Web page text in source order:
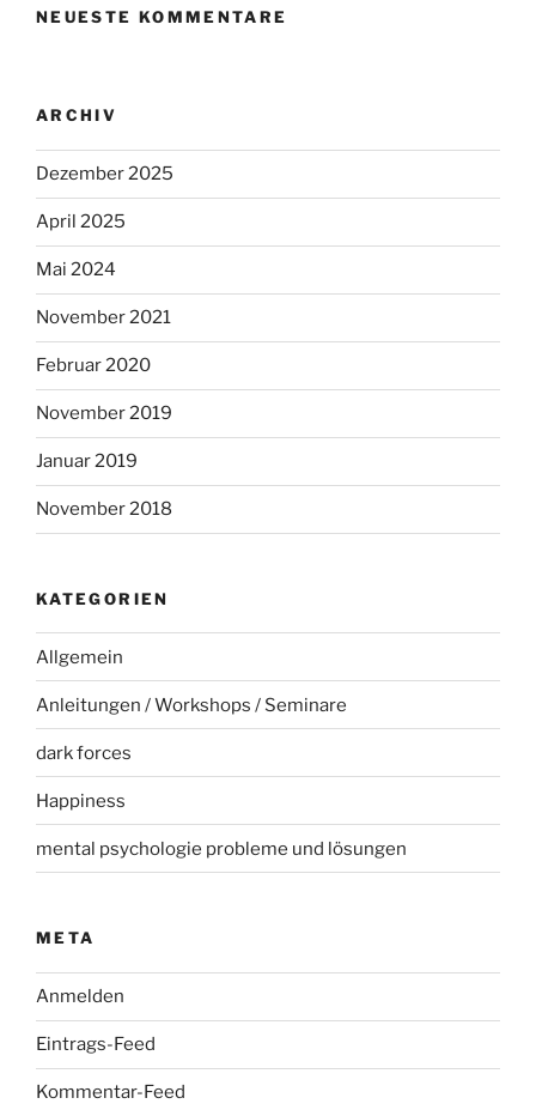
NEUESTE KOMMENTARE
ARCHIV
Dezember 2025
April 2025
Mai 2024
November 2021
Februar 2020
November 2019
Januar 2019
November 2018
KATEGORIEN
Allgemein
Anleitungen / Workshops / Seminare
dark forces
Happiness
mental psychologie probleme und lösungen
META
Anmelden
Eintrags-Feed
Kommentar-Feed